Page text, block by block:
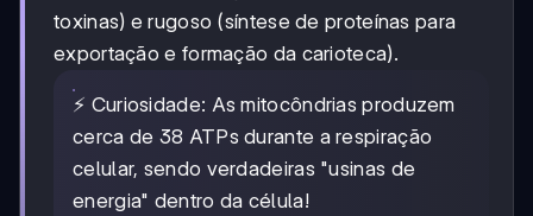
toxinas) e rugoso (síntese de proteínas para
exportação e formação da carioteca).
⚡ Curiosidade: As mitocôndrias produzem
cerca de 38 ATPs durante a respiração
celular, sendo verdadeiras "usinas de
energia" dentro da célula!